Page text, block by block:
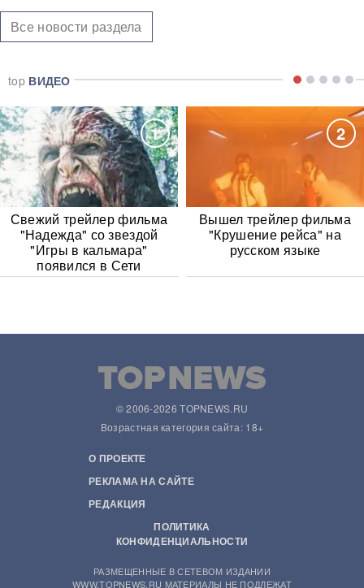
Все новости раздела
top ВИДЕО
1
Свежий трейлер фильма
"Надежда" со звездой
"Игры в кальмара"
появился в Сети
2
Вышел трейлер фильма
"Крушение рейса" на
русском языке
© 2006-2026 TOPNEWS.RU
Возрастная категория сайта: 18+
О ПРОЕКТЕ
РЕКЛАМА НА САЙТЕ
РЕДАКЦИЯ
ПОЛИТИКА
КОНФИДЕНЦИАЛЬНОСТИ
РАЗМЕЩЕННЫЕ В СЕТЕВОМ ИЗДАНИИ
WWW.TOPNEWS.RU МАТЕРИАЛЫ НЕ ПОДЛЕЖАТ